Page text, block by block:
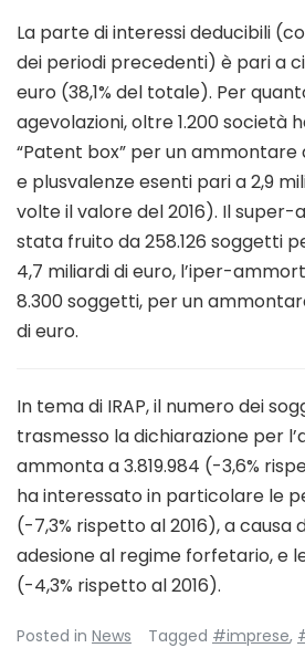
La parte di interessi deducibili
dei periodi precedenti) è pari a
euro (38,1% del totale). Per
agevolazioni, oltre 1.200 società
“Patent box” per un
e plusvalenze esenti pari a 2,9
volte il valore del 2016). Il
stata fruito da 258.126 soggetti
4,7 miliardi di euro, l’iper-
8.300 soggetti, per un
di euro.
In tema di IRAP, il numero dei
trasmesso la dichiarazione per
ammonta a 3.819.984 (-3,6%
ha interessato in particolare le
(-7,3% rispetto al 2016), a causa
adesione al regime forfetario, e
(-4,3% rispetto al 2016).
Posted in News Tagged #imprese,